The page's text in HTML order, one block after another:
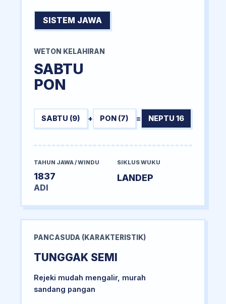
SISTEM JAWA
WETON KELAHIRAN
SABTU
PON
SABTU (9) + PON (7) = NEPTU 16
TAHUN JAWA / WINDU
1837
ADI
SIKLUS WUKU
LANDEP
PANCASUDA (KARAKTERISTIK)
TUNGGAK SEMI
Rejeki mudah mengalir, murah
sandang pangan